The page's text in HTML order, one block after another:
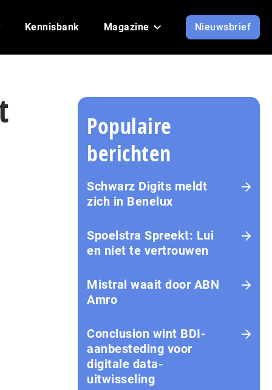
Kennisbank Magazine Nieuwsbrief
Populaire
berichten
Schwarz Digits meldt
zich in Benelux
Spoelstra Spreekt: Lui
en niet te vertrouwen
Mistral waait door ABN
Amro
Conclusion wint BDI-
aanbesteding voor
digitale data-
uitwisseling